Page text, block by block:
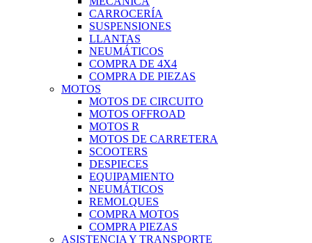
CARROCERÍA
SUSPENSIONES
LLANTAS
NEUMÁTICOS
COMPRA DE 4X4
COMPRA DE PIEZAS
MOTOS
MOTOS DE CIRCUITO
MOTOS OFFROAD
MOTOS R
MOTOS DE CARRETERA
SCOOTERS
DESPIECES
EQUIPAMIENTO
NEUMÁTICOS
REMOLQUES
COMPRA MOTOS
COMPRA PIEZAS
ASISTENCIA Y TRANSPORTE